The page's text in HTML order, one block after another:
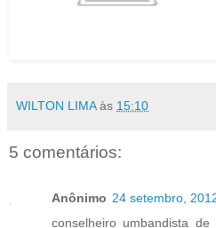
WILTON LIMA às 15:10
5 comentários:
Anônimo 24 setembro,
conselheiro umbandista